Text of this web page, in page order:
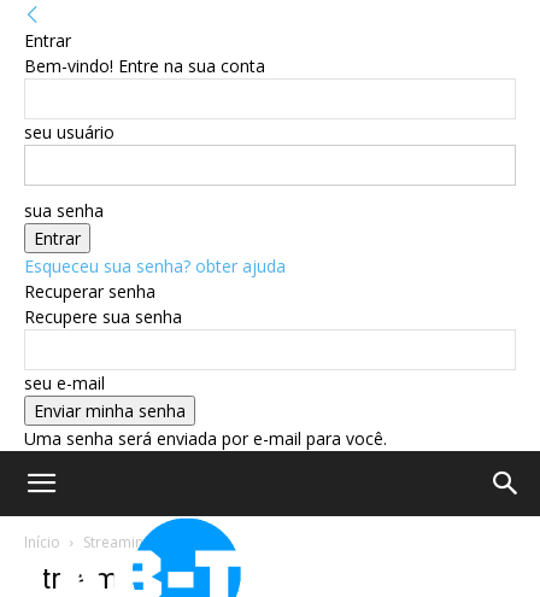
Entrar
Bem-vindo! Entre na sua conta
seu usuário
sua senha
Esqueceu sua senha? obter ajuda
Recuperar senha
Recupere sua senha
seu e-mail
Uma senha será enviada por e-mail para você.
Início Streaming
Streaming